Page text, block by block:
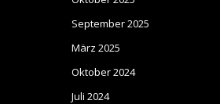
September 2025
März 2025
Oktober 2024
Juli 2024